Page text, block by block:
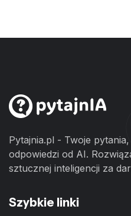
Pytajnia.pl - Twoje
odpowiedzi od AI.
sztucznej inteligencji za
Szybkie linki